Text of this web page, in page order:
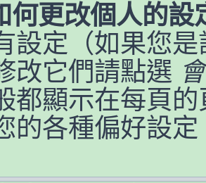
何更改個人的設
設定（如果您
改它們請點選
都顯示在每頁
的各種偏好設定